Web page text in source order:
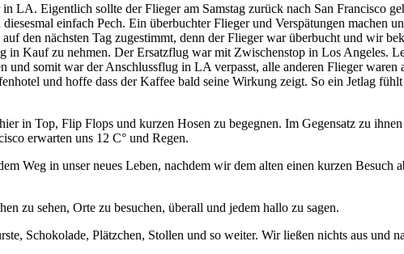
LA. Eigentlich sollte der Flieger am Samstag zurück nach San Francisco
einfach Pech. Ein überbuchter Flieger und Verspätungen machen
den nächsten Tag zugestimmt, denn der Flieger war überbucht und wir
in Kauf zu nehmen. Der Ersatzflug war mit Zwischenstop in Los Angeles.
und somit war der Anschlussflug in LA verpasst, alle anderen Flieger
und hoffe dass der Kaffee bald seine Wirkung zeigt. So ein Jetlag
in Top, Flip Flops und kurzen Hosen zu begegnen. Im Gegensatz zu
erwarten uns 12 C° und Regen.
Weg in unser neues Leben, nachdem wir dem alten einen kurzen Besuch
zu sehen, Orte zu besuchen, überall und jedem hallo zu sagen.
Schokolade, Plätzchen, Stollen und so weiter. Wir ließen nichts aus und